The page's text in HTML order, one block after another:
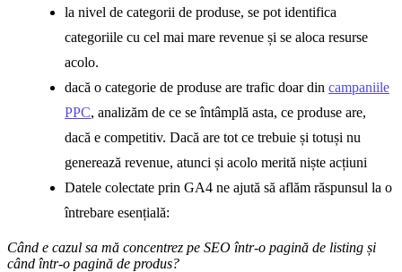
la nivel de categorii de produse, se pot identifica
categoriile cu cel mai mare revenue și se aloca resurse
acolo.
dacă o categorie de produse are trafic doar din campaniile
PPC, analizăm de ce se întâmplă asta, ce produse are,
dacă e competitiv. Dacă are tot ce trebuie și totuși nu
generează revenue, atunci și acolo merită niște acțiuni
Datele colectate prin GA4 ne ajută să aflăm răspunsul la o
întrebare esențială:
Când e cazul sa mă concentrez pe SEO într-o pagină de listing și
când într-o pagină de produs?